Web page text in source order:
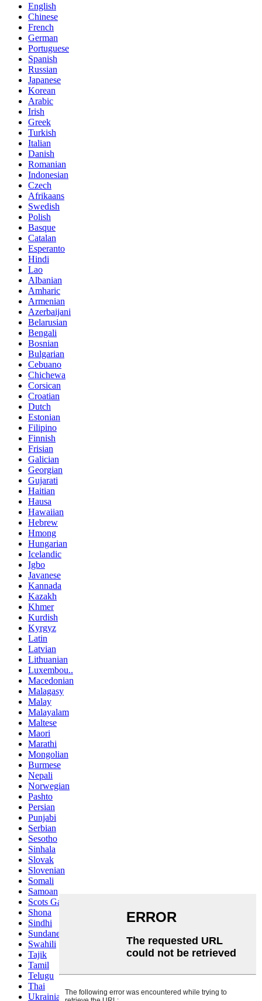
English
Chinese
French
German
Portuguese
Spanish
Russian
Japanese
Korean
Arabic
Irish
Greek
Turkish
Italian
Danish
Romanian
Indonesian
Czech
Afrikaans
Swedish
Polish
Basque
Catalan
Esperanto
Hindi
Lao
Albanian
Amharic
Armenian
Azerbaijani
Belarusian
Bengali
Bosnian
Bulgarian
Cebuano
Chichewa
Corsican
Croatian
Dutch
Estonian
Filipino
Finnish
Frisian
Galician
Georgian
Gujarati
Haitian
Hausa
Hawaiian
Hebrew
Hmong
Hungarian
Icelandic
Igbo
Javanese
Kannada
Kazakh
Khmer
Kurdish
Kyrgyz
Latin
Latvian
Lithuanian
Luxembou..
Macedonian
Malagasy
Malay
Malayalam
Maltese
Maori
Marathi
Mongolian
Burmese
Nepali
Norwegian
Pashto
Persian
Punjabi
Serbian
Sesotho
Sinhala
Slovak
Slovenian
Somali
Samoan
Scots Gaelic
Shona
Sindhi
Sundanese
Swahili
Tajik
Tamil
Telugu
Thai
Ukrainian